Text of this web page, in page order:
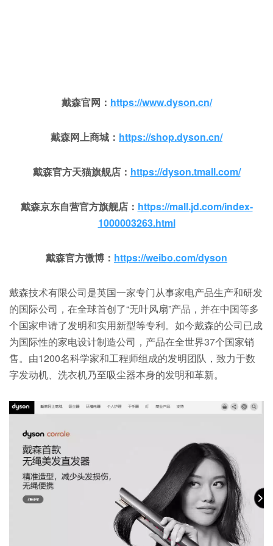
戴森官网： https://www.dyson.cn/
戴森网上商城： https://shop.dyson.cn/
戴森官方天猫旗舰店： https://dyson.tmall.com/
戴森京东自营官方旗舰店： https://mall.jd.com/index-
1000003263.html
戴森官方微博： https://weibo.com/dyson
戴森技术有限公司是英国一家专门从事家电产品生产和研发
的国际公司，在全球首创了“无叶风扇”产品，并在中国等多
个国家申请了发明和实用新型等专利。如今戴森的公司已成
为国际性的家电设计制造公司，产品在全世界37个国家销
售。由1200名科学家和工程师组成的发明团队，致力于数
字发动机、洗衣机乃至吸尘器本身的发明和革新。